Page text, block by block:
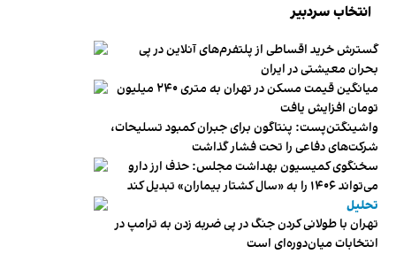
انتخاب سردبیر
گسترش خرید اقساطی از پلتفرم‌های آنلاین در پی
بحران معیشتی در ایران
میانگین قیمت مسکن در تهران به متری ۲۴۰ میلیون
تومان افزایش یافت
واشینگتن‌پست: پنتاگون برای جبران کمبود تسلیحات،
شرکت‌های دفاعی را تحت فشار گذاشت
سخنگوی کمیسیون بهداشت مجلس: حذف ارز دارو
می‌تواند ۱۴۰۶ را به «سال کشتار بیماران» تبدیل کند
تحلیل
تهران با طولانی کردن جنگ در پی ضربه زدن به ترامپ در
انتخابات میان‌دوره‌ای است